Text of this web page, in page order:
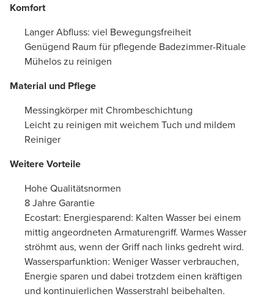
Komfort
Langer Abfluss: viel Bewegungsfreiheit
Genügend Raum für pflegende Badezimmer-Rituale
Mühelos zu reinigen
Material und Pflege
Messingkörper mit Chrombeschichtung
Leicht zu reinigen mit weichem Tuch und mildem
Reiniger
Weitere Vorteile
Hohe Qualitätsnormen
8 Jahre Garantie
Ecostart: Energiesparend: Kalten Wasser bei einem
mittig angeordneten Armaturengriff. Warmes Wasser
ströhmt aus, wenn der Griff nach links gedreht wird.
Wassersparfunktion: Weniger Wasser verbrauchen,
Energie sparen und dabei trotzdem einen kräftigen
und kontinuierlichen Wasserstrahl beibehalten.